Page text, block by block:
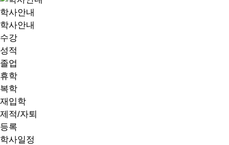
학사안내
학사안내
수강
성적
졸업
휴학
복학
재입학
제적/자퇴
등록
학사일정